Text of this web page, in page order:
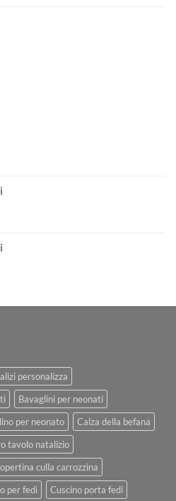
personalizza
Bavaglini per neonati
per neonato
Calza della befana
tavolo natalizio
culla carrozzina
per fedi
Cuscino porta fedi